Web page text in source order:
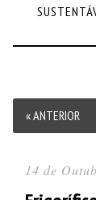
« ANTERIOR
14 de